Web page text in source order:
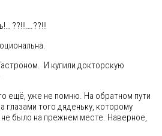
??!!!….??!!!
И купили докторскую
ещё, уже не помню. На обратном пути
глазами того дяденьку, которому
было на прежнем месте. Наверное,